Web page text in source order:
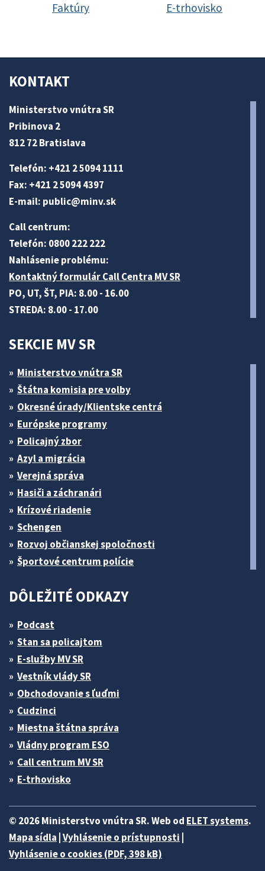
Faktúry E-trhovisko
KONTAKT
Ministerstvo vnútra SR
Pribinova 2
812 72 Bratislava
Telefón: +421 2 5094 1111
Fax: +421 2 5094 4397
E-mail: public@minv.sk
Call centrum:
Telefón: 0800 222 222
Nahlásenie problému:
Kontaktný formulár Call Centra MV SR
PO, UT, ŠT, PIA: 8.00 - 16.00
STREDA: 8.00 - 17.00
SEKCIE MV SR
Ministerstvo vnútra SR
Štátna komisia pre volby
Okresné úrady/Klientske centrá
Európske programy
Policajný zbor
Azyl a migrácia
Verejná správa
Hasiči a záchranári
Krízové riadenie
Schengen
Rozvoj občianskej spoločnosti
Športové centrum polície
DÔLEŽITÉ ODKAZY
Podcast
Stan sa policajtom
E-služby MV SR
Vestník vlády SR
Obchodovanie s ľuďmi
Cudzinci
Miestna štátna správa
Vládny program ESO
Call centrum MV SR
E-trhovisko
© 2026 Ministerstvo vnútra SR. Web od ELET systems.
Mapa sídla Vyhlásenie o prístupnosti
Vyhlásenie o cookies (PDF, 398 kB)